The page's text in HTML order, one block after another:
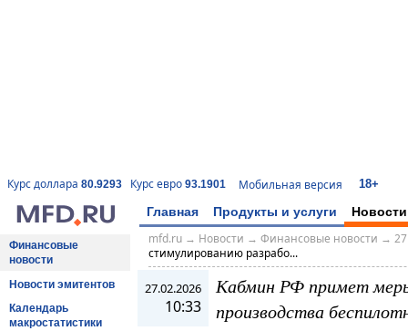
Курс доллара 80.9293 Курс евро 93.1901 Мобильная версия 18+
Главная Продукты и услуги Новости
Финансовые
новости
Новости эмитентов
Календарь
макростатистики
mfd.ru→ Новости → Финансовые новости →
стимулированию разрабо...
27.02.2026
10:33
Кабмин РФ примет
производства